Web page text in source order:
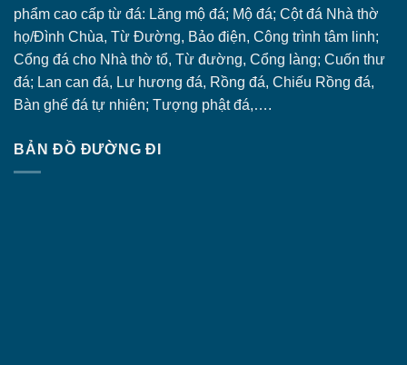
phẩm cao cấp từ đá: Lăng mộ đá; Mộ đá; Cột đá Nhà thờ
họ/Đình Chùa, Từ Đường, Bảo điện, Công trình tâm linh;
Cổng đá cho Nhà thờ tổ, Từ đường, Cổng làng; Cuốn thư
đá; Lan can đá, Lư hương đá, Rồng đá, Chiếu Rồng đá,
Bàn ghế đá tự nhiên; Tượng phật đá,….
BẢN ĐỒ ĐƯỜNG ĐI